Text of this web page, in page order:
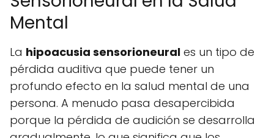
Mental
La hipoacusia sensorioneural es un tipo de
pérdida auditiva que puede tener un
profundo efecto en la salud mental de una
persona. A menudo pasa desapercibida
porque la pérdida de audición se desarrolla